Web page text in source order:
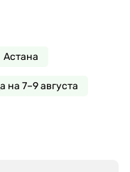
Астана
на 7–9 августа